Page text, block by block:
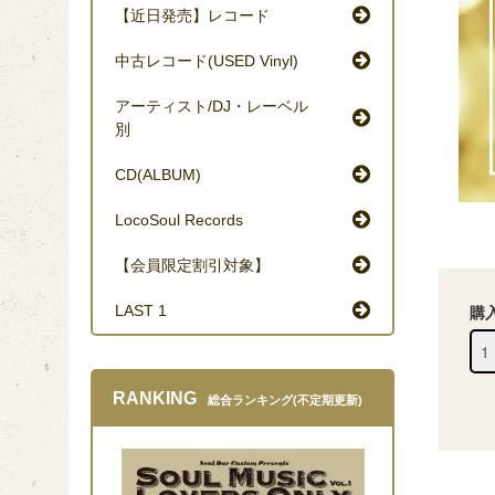
購
【近日発売】レコード
中古レコード(USED Vinyl)
アーティスト/DJ・レーベル
別
CD(ALBUM)
LocoSoul Records
【会員限定割引対象】
LAST 1
RANKING 総合ランキング(不定期更新)